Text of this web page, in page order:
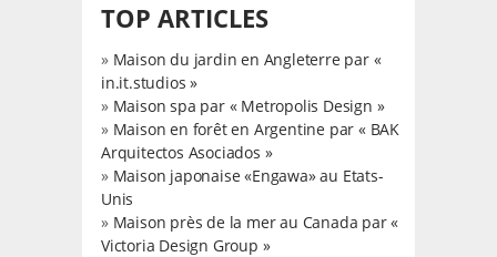
TOP ARTICLES
» Maison du jardin en Angleterre par «
in.it.studios »
» Maison spa par « Metropolis Design »
» Maison en forêt en Argentine par « BAK
Arquitectos Asociados »
» Maison japonaise «Engawa» au Etats-
Unis
» Maison près de la mer au Canada par «
Victoria Design Group »